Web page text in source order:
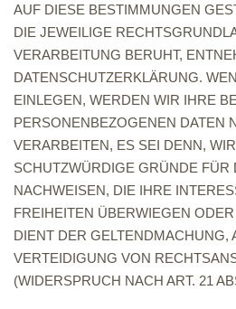
AUF DIESE BESTIMMUNGEN
DIE JEWEILIGE
VERARBEITUNG BERUHT,
DATENSCHUTZERKLÄRUNG.
EINLEGEN, WERDEN WIR IHRE
PERSONENBEZOGENEN DATEN
VERARBEITEN, ES SEI DENN,
SCHUTZWÜRDIGE GRÜNDE FÜR
NACHWEISEN, DIE IHRE
FREIHEITEN ÜBERWIEGEN
DIENT DER GELTENDMACHUNG,
VERTEIDIGUNG VON
(WIDERSPRUCH NACH ART. 21